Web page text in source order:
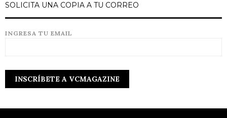
SOLICITA UNA COPIA A TU CORREO
INGRESA TU EMAIL